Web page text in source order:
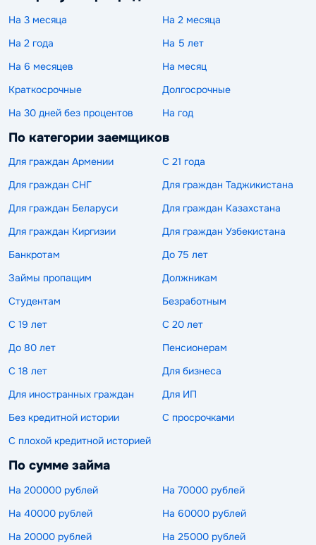
На 3 месяца
На 2 месяца
На 2 года
На 5 лет
На 6 месяцев
На месяц
Краткосрочные
Долгосрочные
На 30 дней без процентов
На год
По категории заемщиков
Для граждан Армении
С 21 года
Для граждан СНГ
Для граждан Таджикистана
Для граждан Беларуси
Для граждан Казахстана
Для граждан Киргизии
Для граждан Узбекистана
Банкротам
До 75 лет
Займы пропащим
Должникам
Студентам
Безработным
С 19 лет
С 20 лет
До 80 лет
Пенсионерам
С 18 лет
Для бизнеса
Для иностранных граждан
Для ИП
Без кредитной истории
С просрочками
С плохой кредитной историей
По сумме займа
На 200000 рублей
На 70000 рублей
На 40000 рублей
На 60000 рублей
На 20000 рублей
На 25000 рублей